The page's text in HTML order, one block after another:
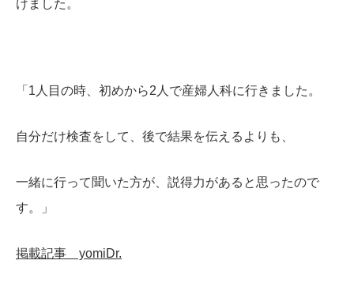
けました。
「1人目の時、初めから2人で産婦人科に行きました。
自分だけ検査をして、後で結果を伝えるよりも、
一緒に行って聞いた方が、説得力があると思ったので
す。」
掲載記事 yomiDr.